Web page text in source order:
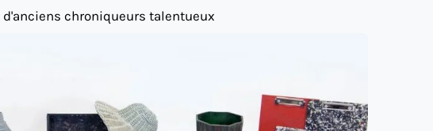
d'anciens chroniqueurs talentueux